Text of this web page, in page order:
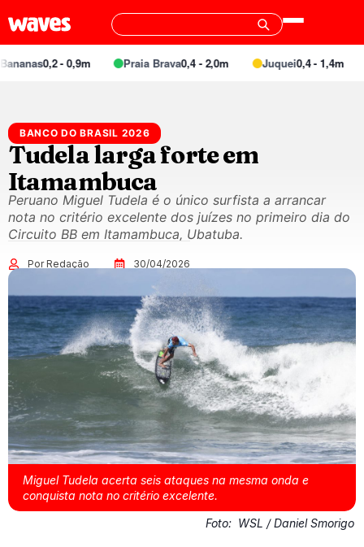
0,2 - 0,9m Praia Brava0,4 - 2,0m Juquei0,4 - 1,4m
BANCO DO BRASIL 2026
Tudela larga forte em
Itamambuca
Peruano Miguel Tudela é o único surfista a arrancar
nota no critério excelente dos juízes no primeiro dia do
Circuito BB em Itamambuca, Ubatuba.
Por Redação 30/04/2026
Miguel Tudela acerta seis ataques na mesma onda e
conquista nota no critério excelente.
Foto: WSL / Daniel Smorigo